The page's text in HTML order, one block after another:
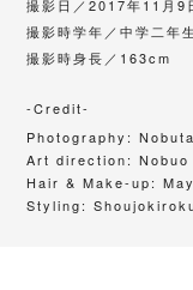
撮影日／2017年11月9
撮影時学年／中学二年生
撮影時身長／163cm
-Credit-
Photography:
Art direction:Nobuo
Hair & Make-up:
Styling: